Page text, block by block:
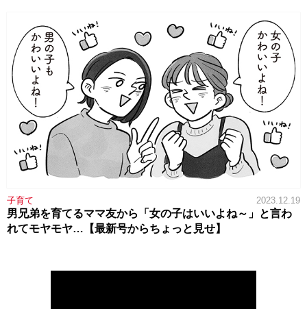
子育て 2023.12.19
男兄弟を育てるママ友から「女の子はいいよね～」と言わ
れてモヤモヤ…【最新号からちょっと見せ】